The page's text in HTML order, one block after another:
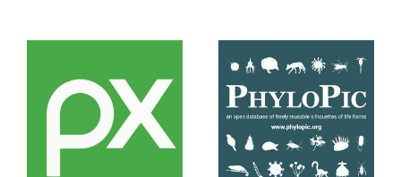
Pixabay PhyloPic